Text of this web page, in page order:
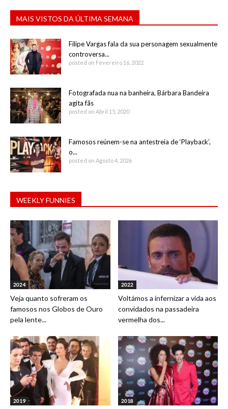
MAIS VISTOS DA ÚLTIMA SEMANA
Filipe Vargas fala da sua personagem sexualmente
controversa...
posted on Fevereiro 16, 2022
Fotografada nua na banheira, Bárbara Bandeira
agita fãs
posted on Abril 15, 2020
Famosos reúnem-se na antestreia de ‘Playback’,
o...
posted on Agosto 4, 2026
WEEKLY FUNNIES
2024
Veja quanto sofreram os
famosos nos Globos de Ouro
pela lente...
2022
Voltámos a infernizar a vida aos
convidados na passadeira
vermelha dos...
2019 2018